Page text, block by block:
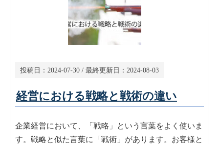
投稿日： 2024-07-30 / 最終更新日： 2024-08-03
経営における戦略と戦術の違い
企業経営において、「戦略」という言葉をよく使いま
す。戦略と似た言葉に「戦術」があります。お客様と